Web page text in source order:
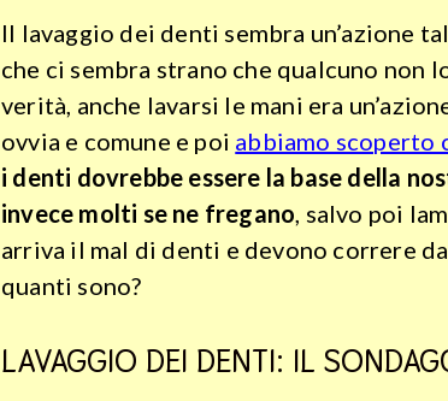
Il lavaggio dei denti sembra un’azione
che ci sembra strano che qualcuno non
verità, anche lavarsi le mani era
ovvia e comune e poi abbiamo scoperto
i denti dovrebbe essere la base della
invece molti se ne fregano, salvo poi
arriva il mal di denti e devono correre
quanti sono?
LAVAGGIO DEI DENTI: IL